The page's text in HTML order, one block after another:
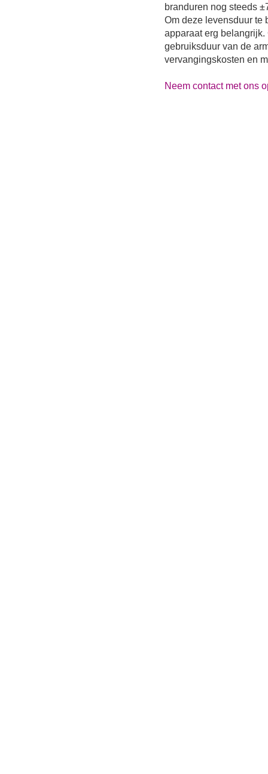
branduren nog steeds
Om deze levensduur te
apparaat erg
gebruiksduur van de
vervangingskosten en
Neem contact met ons